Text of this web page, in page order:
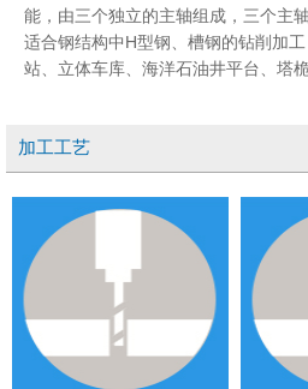
能，由三个独立的主轴组成，三个主
适合钢结构中H型钢、槽钢的钻削加
站、立体车库、海洋石油井平台、塔
加工工艺